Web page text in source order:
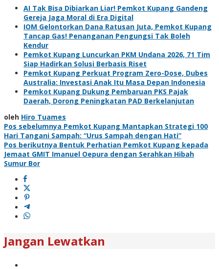
AI Tak Bisa Dibiarkan Liar! Pemkot Kupang Gandeng
Gereja Jaga Moral di Era Digital
IOM Gelontorkan Dana Ratusan Juta, Pemkot Kupang
Tancap Gas! Penanganan Pengungsi Tak Boleh
Kendur
Pemkot Kupang Luncurkan PKM Undana 2026, 71 Tim
Siap Hadirkan Solusi Berbasis Riset
Pemkot Kupang Perkuat Program Zero-Dose, Dubes
Australia: Investasi Anak Itu Masa Depan Indonesia
Pemkot Kupang Dukung Pembaruan PKS Pajak
Daerah, Dorong Peningkatan PAD Berkelanjutan
oleh Hiro Tuames
Navigasi
pos
Pos sebelumnya Pemkot Kupang Mantapkan Strategi 100
Hari Tangani Sampah: “Urus Sampah dengan Hati”
Pos berikutnya Bentuk Perhatian Pemkot Kupang kepada
Jemaat GMIT Imanuel Oepura dengan Serahkan Hibah
Sumur Bor
Jangan Lewatkan